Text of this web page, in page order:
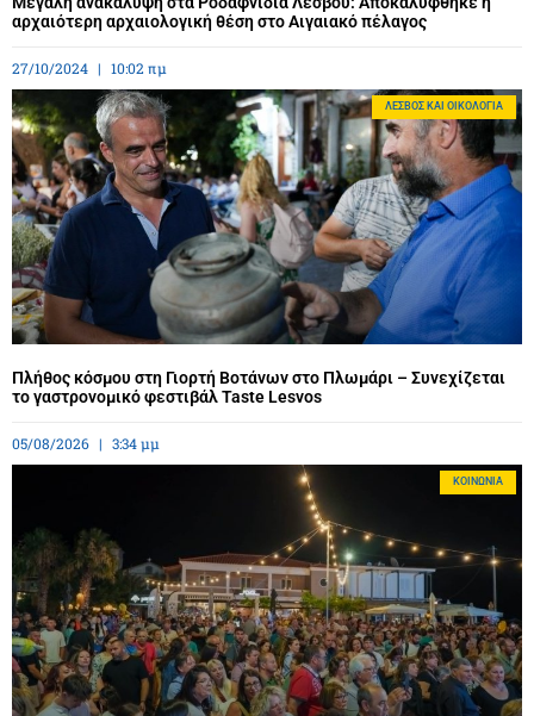
αρχαιότερη αρχαιολογική θέση στο Αιγαιακό πέλαγος
27/10/2024 10:02 πμ
ΛΈΣΒΟΣ ΚΑΙ ΟΙΚΟΛΟΓΊΑ
Πλήθος κόσμου στη Γιορτή Βοτάνων στο Πλωμάρι – Συνεχίζεται
το γαστρονομικό φεστιβάλ Taste Lesvos
05/08/2026 3:34 μμ
ΚΟΙΝΩΝΊΑ